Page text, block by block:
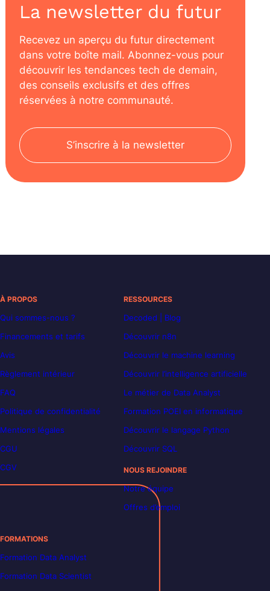
La newsletter du futur
Recevez un aperçu du futur directement
dans votre boîte mail. Abonnez-vous pour
découvrir les tendances tech de demain,
des conseils exclusifs et des offres
réservées à notre communauté.
S’inscrire à la newsletter
À PROPOS
Qui sommes-nous ?
Financements et tarifs
Avis
Règlement intérieur
FAQ
Politique de confidentialité
Mentions légales
CGU
CGV
RESSOURCES
Decoded | Blog
Découvrir n8n
Découvrir le machine learning
Découvrir l’intelligence artificielle
Le métier de Data Analyst
Formation POEI en informatique
Découvrir le langage Python
Découvrir SQL
NOUS REJOINDRE
Notre équipe
Offres d’emploi
FORMATIONS
Formation Data Analyst
Formation Data Scientist